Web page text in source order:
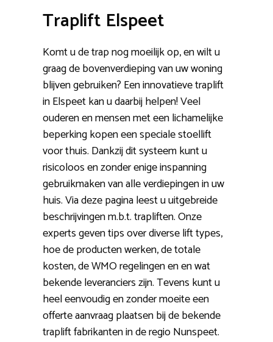
Traplift Elspeet
Komt u de trap nog moeilijk op, en wilt u
graag de bovenverdieping van uw woning
blijven gebruiken? Een innovatieve traplift
in Elspeet kan u daarbij helpen! Veel
ouderen en mensen met een lichamelijke
beperking kopen een speciale stoellift
voor thuis. Dankzij dit systeem kunt u
risicoloos en zonder enige inspanning
gebruikmaken van alle verdiepingen in uw
huis. Via deze pagina leest u uitgebreide
beschrijvingen m.b.t. trapliften. Onze
experts geven tips over diverse lift types,
hoe de producten werken, de totale
kosten, de WMO regelingen en en wat
bekende leveranciers zijn. Tevens kunt u
heel eenvoudig en zonder moeite een
offerte aanvraag plaatsen bij de bekende
traplift fabrikanten in de regio Nunspeet.